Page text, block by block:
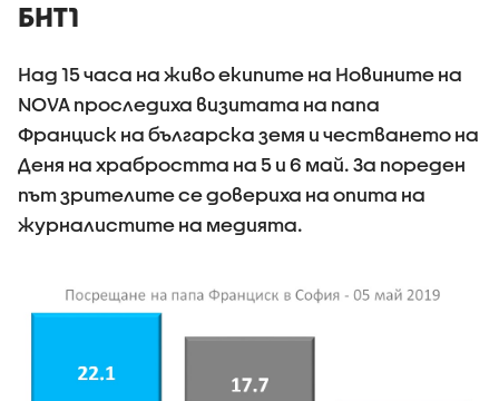
БНТ1
Над 15 часа на живо екипите на Новините на
NOVA проследиха визитата на папа
Франциск на българска земя и честването на
Деня на храбростта на 5 и 6 май. За пореден
път зрителите се довериха на опита на
журналистите на медията.